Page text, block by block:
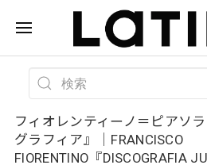
フィオレンティーノ＝ピアソ
グラフィア』｜FRANCISCO
FIORENTINO『DISCOGRAFIA